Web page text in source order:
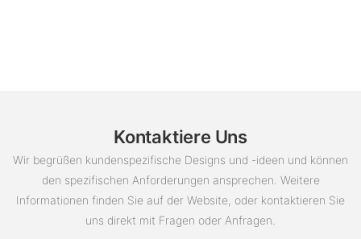
Kontaktiere Uns
Wir begrüßen kundenspezifische Designs und -ideen und können
den spezifischen Anforderungen ansprechen. Weitere
Informationen finden Sie auf der Website, oder kontaktieren Sie
uns direkt mit Fragen oder Anfragen.